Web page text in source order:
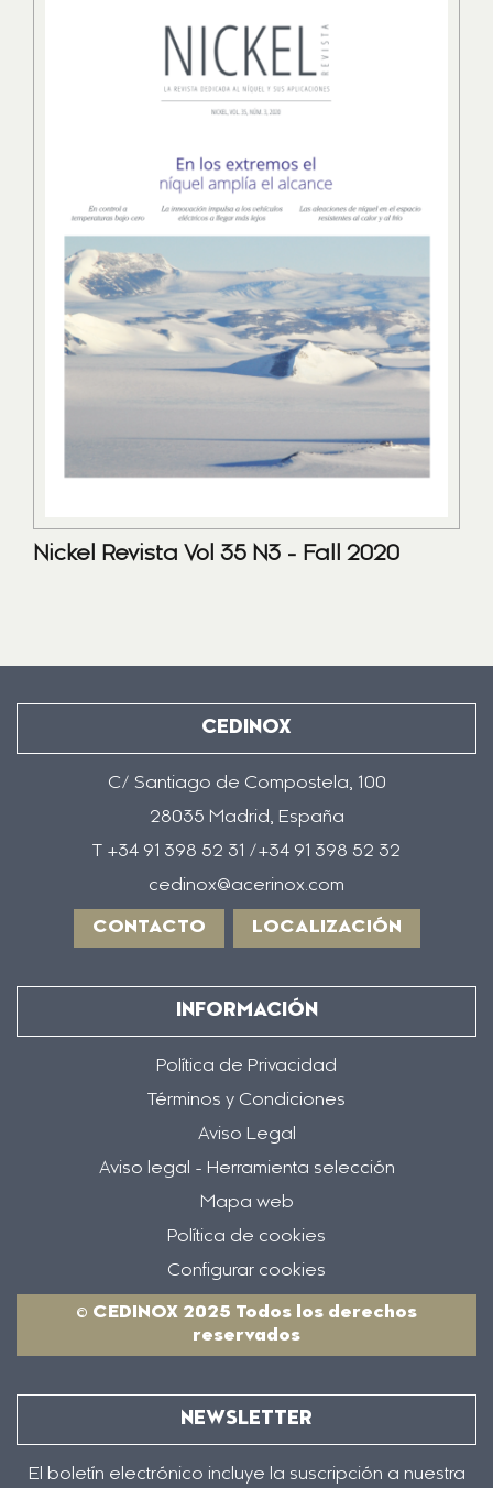
Nickel Revista Vol 35 N3 - Fall 2020
CEDINOX
C/ Santiago de Compostela, 100
28035 Madrid, España
T +34 91 398 52 31 /+34 91 398 52 32
cedinox@acerinox.com
CONTACTO LOCALIZACIÓN
INFORMACIÓN
Política de Privacidad
Términos y Condiciones
Aviso Legal
Aviso legal - Herramienta selección
Mapa web
Política de cookies
Configurar cookies
© CEDINOX 2025 Todos los derechos
reservados
NEWSLETTER
El boletín electrónico incluye la suscripción a nuestra